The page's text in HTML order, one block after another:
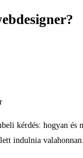
kérdés: hogyan
indulnia